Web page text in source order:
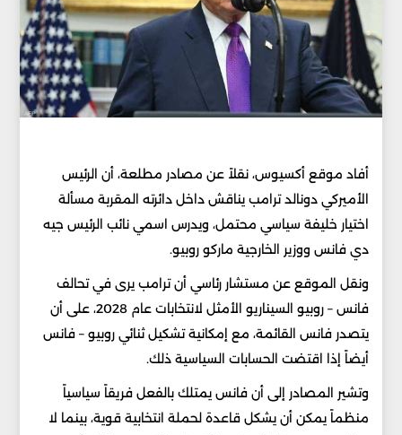
أفاد موقع أكسيوس، نقلاً عن مصادر مطلعة، أن الرئيس
الأميركي دونالد ترامب يناقش داخل دائرته المقربة مسألة
اختيار خليفة سياسي محتمل، ويدرس اسمي نائب الرئيس جيه
دي فانس ووزير الخارجية ماركو روبيو.
ونقل الموقع عن مستشار رئاسي أن ترامب يرى في تحالف
فانس – روبيو السيناريو الأمثل لانتخابات عام 2028، على أن
يتصدر فانس القائمة، مع إمكانية تشكيل ثنائي روبيو – فانس
أيضاً إذا اقتضت الحسابات السياسية ذلك.
وتشير المصادر إلى أن فانس يمتلك بالفعل فريقاً سياسياً
منظماً يمكن أن يشكل قاعدة لحملة انتخابية قوية، بينما لا